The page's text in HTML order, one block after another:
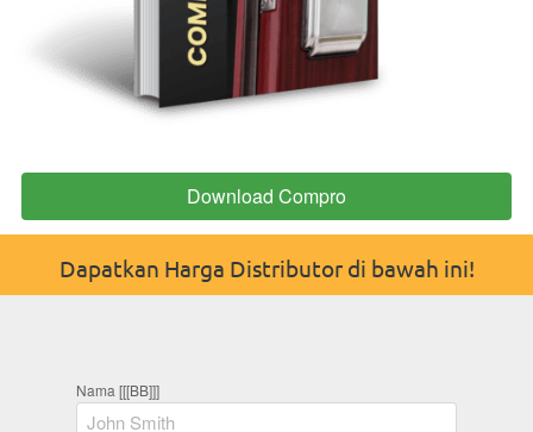
`Download Compro
Dapatkan Harga Distributor di bawah ini!
Nama [[[BB]]]